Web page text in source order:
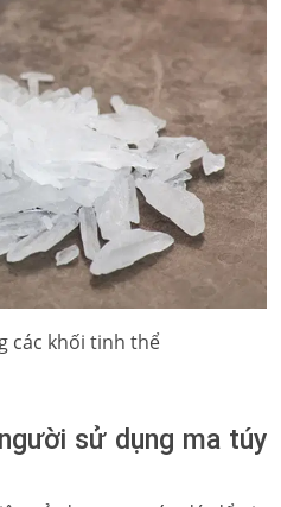
các khối tinh thể
sử dụng ma túy